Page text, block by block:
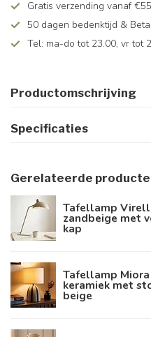
Gratis verzending vanaf
50 dagen bedenktijd &
Tel: ma-do tot 23.00, vr tot
Productomschrijving
Specificaties
Gerelateerde
Tafellamp
zandbeige met
kap
Tafellamp
keramiek met
beige